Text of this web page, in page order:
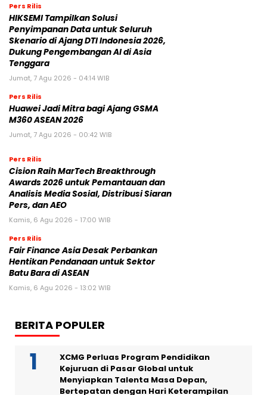
Pers Rilis
HIKSEMI Tampilkan Solusi
Penyimpanan Data untuk Seluruh
Skenario di Ajang DTI Indonesia 2026,
Dukung Pengembangan AI di Asia
Tenggara
Jumat, 7 Agu 2026 - 04:14 WIB
Pers Rilis
Huawei Jadi Mitra bagi Ajang GSMA
M360 ASEAN 2026
Jumat, 7 Agu 2026 - 00:42 WIB
Pers Rilis
Cision Raih MarTech Breakthrough
Awards 2026 untuk Pemantauan dan
Analisis Media Sosial, Distribusi Siaran
Pers, dan AEO
Kamis, 6 Agu 2026 - 17:00 WIB
Pers Rilis
Fair Finance Asia Desak Perbankan
Hentikan Pendanaan untuk Sektor
Batu Bara di ASEAN
Kamis, 6 Agu 2026 - 13:02 WIB
BERITA POPULER
XCMG Perluas Program Pendidikan
Kejuruan di Pasar Global untuk
Menyiapkan Talenta Masa Depan,
Bertepatan dengan Hari Keterampilan